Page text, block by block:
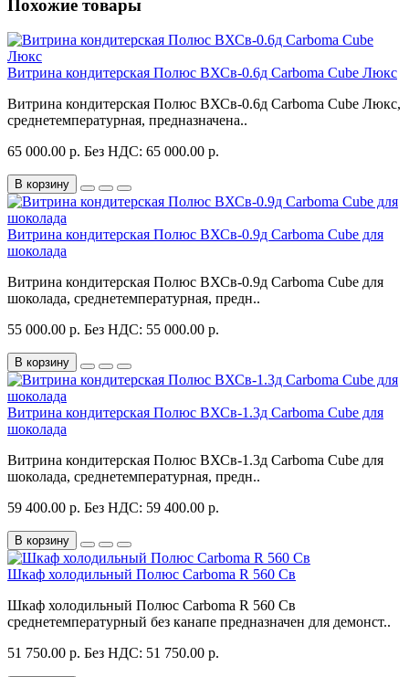
Похожие товары
Витрина кондитерская Полюс ВХСв-0.6д Carboma Cube Люкс
Витрина кондитерская Полюс ВХСв-0.6д Carboma Cube Люкс,
среднетемпературная, предназначена..
65 000.00 р. Без НДС: 65 000.00 р.
В корзину
Витрина кондитерская Полюс ВХСв-0.9д Carboma Cube для
шоколада
Витрина кондитерская Полюс ВХСв-0.9д Carboma Cube для
шоколада, среднетемпературная, предн..
55 000.00 р. Без НДС: 55 000.00 р.
В корзину
Витрина кондитерская Полюс ВХСв-1.3д Carboma Cube для
шоколада
Витрина кондитерская Полюс ВХСв-1.3д Carboma Cube для
шоколада, среднетемпературная, предн..
59 400.00 р. Без НДС: 59 400.00 р.
В корзину
Шкаф холодильный Полюс Carboma R 560 Св
Шкаф холодильный Полюс Carboma R 560 Св
среднетемпературный без канапе предназначен для демонст..
51 750.00 р. Без НДС: 51 750.00 р.